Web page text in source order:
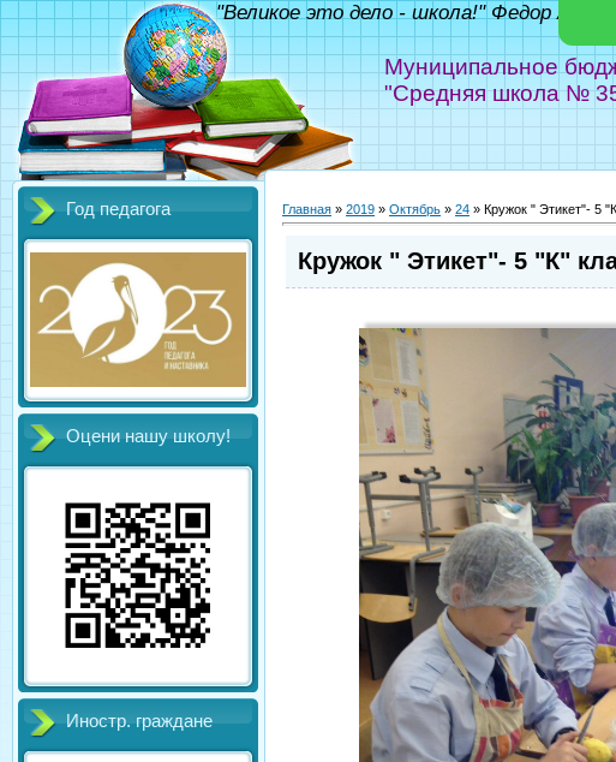
Муниципальное
"Средняя школа №
"Великое это дело - школа!" Федор
Год педагога
Оцени нашу школу!
Иностр. граждане
Главная » 2019 » Октябрь » 24 » Кружок " Этикет"- 5
Кружок " Этикет"- 5 "К"